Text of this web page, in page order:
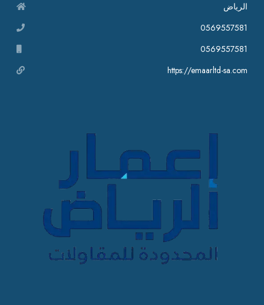
الرياض
0569557581
0569557581
https://emaarltd-sa.com